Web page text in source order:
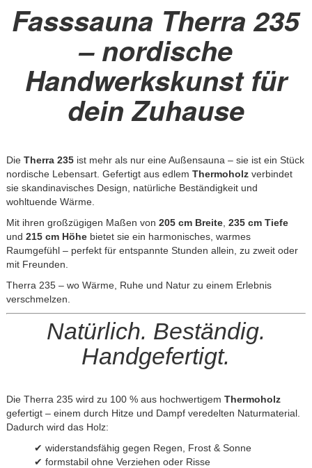
Fasssauna Therra 235
– nordische
Handwerkskunst für
dein Zuhause
Die Therra 235ist mehr als nur eine Außensauna – sie ist ein Stück
nordische Lebensart. Gefertigt aus edlem Thermoholzverbindet
sie skandinavisches Design, natürliche Beständigkeit und
wohltuende Wärme.
Mit ihren großzügigen Maßen von 205 cm Breite, 235 cm Tiefe
und 215 cm Höhebietet sie ein harmonisches, warmes
Raumgefühl – perfekt für entspannte Stunden allein, zu zweit oder
mit Freunden.
Therra 235 – wo Wärme, Ruhe und Natur zu einem Erlebnis
verschmelzen.
Natürlich. Beständig.
Handgefertigt.
Die Therra 235 wird zu 100 % aus hochwertigem Thermoholz
gefertigt – einem durch Hitze und Dampf veredelten Naturmaterial.
Dadurch wird das Holz:
✔ widerstandsfähig gegen Regen, Frost & Sonne
✔ formstabil ohne Verziehen oder Risse